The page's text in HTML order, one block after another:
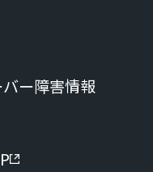
ー障害情報